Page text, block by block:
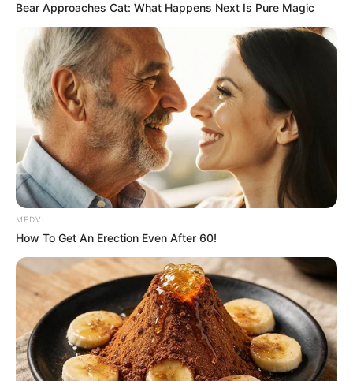
Bear Approaches Cat: What Happens Next Is Pure Magic
MEDVI
How To Get An Erection Even After 60!